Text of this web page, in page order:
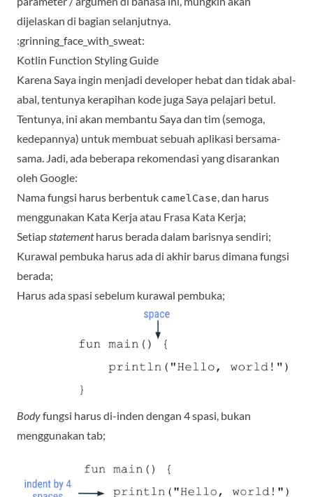
dijelaskan di bagian selanjutnya.
:grinning_face_with_sweat:
Kotlin Function Styling Guide
Karena Saya ingin menjadi developer hebat dan tidak abal-
abal, tentunya kerapihan kode juga Saya pelajari betul.
Tentunya, ini akan membantu Saya dan tim (semoga,
kedepannya) untuk membuat sebuah aplikasi bersama-
sama. Jadi, ada beberapa rekomendasi yang disarankan
oleh Google:
Nama fungsi harus berbentuk camelCase , dan harus
menggunakan Kata Kerja atau Frasa Kata Kerja;
Setiap statementharus berada dalam barisnya sendiri;
Kurawal pembuka harus ada di akhir barus dimana fungsi
berada;
Harus ada spasi sebelum kurawal pembuka;
Bodyfungsi harus di-inden dengan 4 spasi, bukan
menggunakan tab;